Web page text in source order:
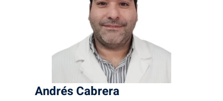
Andrés Cabrera